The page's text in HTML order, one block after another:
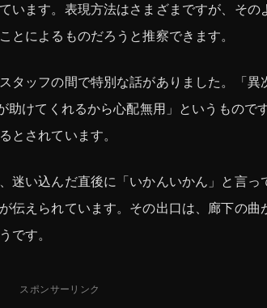
います。表現方法はさまざまですが、その
とによるものだろうと推察できます。
タッフの間で特別な話がありました。「異
助けてくれるから心配無用」というもので
とされています。
迷い込んだ直後に「いかんいかん」と言っ
伝えられています。その出口は、廊下の曲
です。
スポンサーリンク